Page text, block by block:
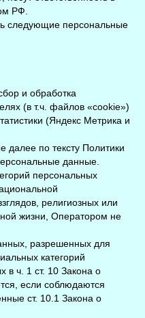
РФ.
следующие персональные
и обработка
(в т.ч. файлов «cookie»)
(Яндекс Метрика и
по тексту Политики
данные.
персональных
религиозных или
жизни, Оператором не
разрешенных для
категорий
в ч. 1 ст. 10 Закона о
если соблюдаются
ст. 10.1 Закона о